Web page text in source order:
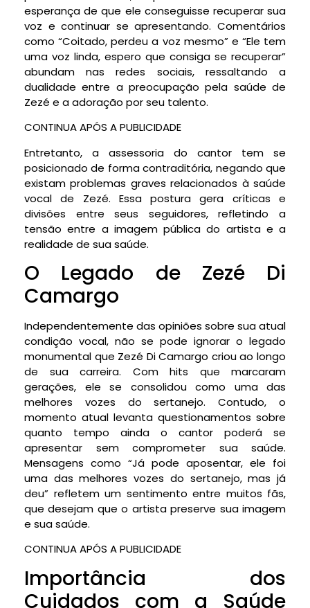
esperança de que ele conseguisse recuperar sua
voz e continuar se apresentando. Comentários
como “Coitado, perdeu a voz mesmo” e “Ele tem
uma voz linda, espero que consiga se recuperar”
abundam nas redes sociais, ressaltando a
dualidade entre a preocupação pela saúde de
Zezé e a adoração por seu talento.
CONTINUA APÓS A PUBLICIDADE
Entretanto, a assessoria do cantor tem se
posicionado de forma contraditória, negando que
existam problemas graves relacionados à saúde
vocal de Zezé. Essa postura gera críticas e
divisões entre seus seguidores, refletindo a
tensão entre a imagem pública do artista e a
realidade de sua saúde.
O Legado de Zezé Di
Camargo
Independentemente das opiniões sobre sua atual
condição vocal, não se pode ignorar o legado
monumental que Zezé Di Camargo criou ao longo
de sua carreira. Com hits que marcaram
gerações, ele se consolidou como uma das
melhores vozes do sertanejo. Contudo, o
momento atual levanta questionamentos sobre
quanto tempo ainda o cantor poderá se
apresentar sem comprometer sua saúde.
Mensagens como “Já pode aposentar, ele foi
uma das melhores vozes do sertanejo, mas já
deu” refletem um sentimento entre muitos fãs,
que desejam que o artista preserve sua imagem
e sua saúde.
CONTINUA APÓS A PUBLICIDADE
Importância dos
Cuidados com a Saúde